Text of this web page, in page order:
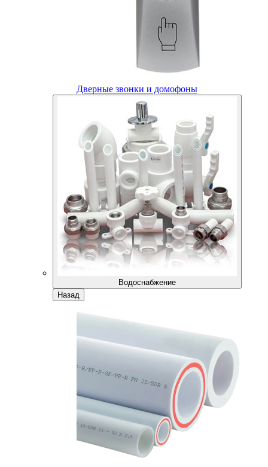
Дверные звонки и домофоны
Водоснабжение
Назад